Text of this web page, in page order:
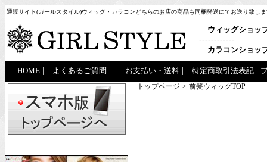
通販サイト(ガールスタイル)ウィッグ・カラコンどちらのお店の商品も同梱発送にてお送り致し
ウィッグショッ
------------
カラコンショッ
HOME よくあるご質問 お支払い・送料 特定商取引法表記
トップページ > 前髪ウィッグTOP